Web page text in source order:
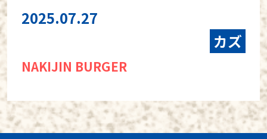
2025.07.27
カズ
NAKIJIN BURGER